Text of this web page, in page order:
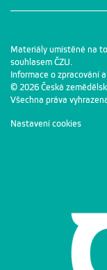
Materiály umístěné na
souhlasem ČZU.
Informace o zpracování
© 2026 Česká
Všechna práva
Nastavení cookies